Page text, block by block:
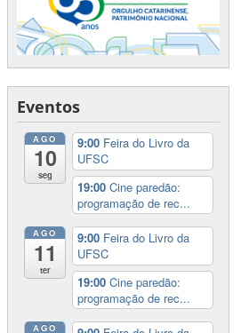
Eventos
AGO
10
seg
9:00 Feira do Livro da
UFSC
19:00Cine paredão:
programação de rec...
AGO
11
ter
9:00 Feira do Livro da
UFSC
19:00Cine paredão:
programação de rec...
AGO